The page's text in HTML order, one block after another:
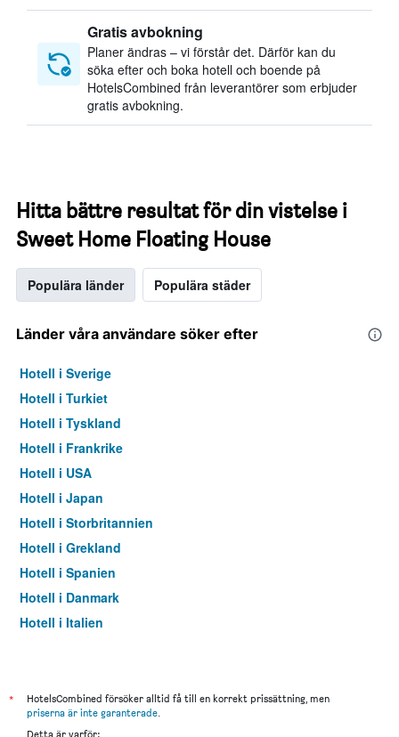
Gratis avbokning
Planer ändras – vi förstår det. Därför kan du
söka efter och boka hotell och boende på
HotelsCombined från leverantörer som erbjuder
gratis avbokning.
Hitta bättre resultat för din vistelse i
Sweet Home Floating House
Populära länder Populära städer
Länder våra användare söker efter
Hotell i Sverige
Hotell i Turkiet
Hotell i Tyskland
Hotell i Frankrike
Hotell i USA
Hotell i Japan
Hotell i Storbritannien
Hotell i Grekland
Hotell i Spanien
Hotell i Danmark
Hotell i Italien
*
HotelsCombined försöker alltid få till en korrekt prissättning, men
priserna är inte garanterade.
Detta är varför: